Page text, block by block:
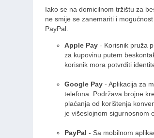
Iako se na domicilnom tržištu za
ne smije se zanemariti i
PayPal.
Apple Pay - Korisnik pruža
za kupovinu putem
korisnik mora potvrditi
Google Pay - Aplikacija za
telefona. Podržava brojne
plaćanja od korištenja
je višeslojnom sigurnosnom
PayPal - Sa mobilnom